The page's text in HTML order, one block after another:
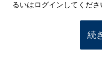
るいはログインしてくださ
続